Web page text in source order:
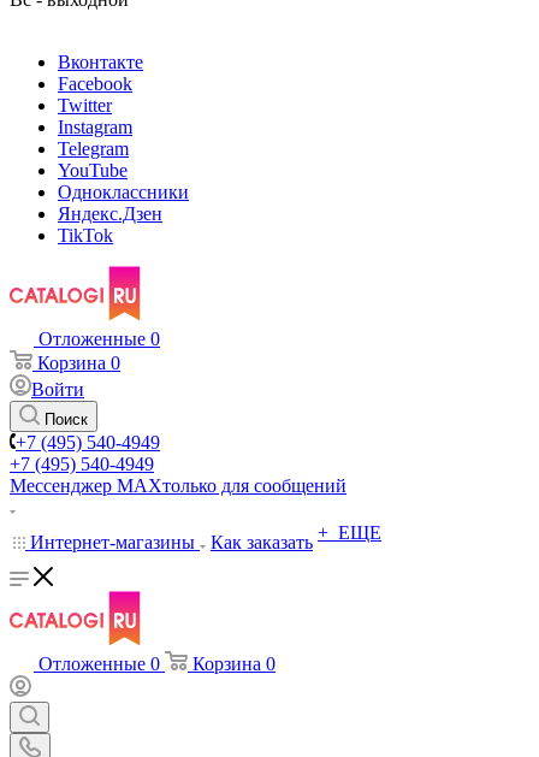
Вконтакте
Facebook
Twitter
Instagram
Telegram
YouTube
Одноклассники
Яндекс.Дзен
TikTok
Отложенные 0
Корзина 0
Войти
Поиск
+7 (495) 540-4949
+7 (495) 540-4949
Мессенджер МАХтолько для сообщений
Интернет-магазины Как заказать + ЕЩЕ
Отложенные 0 Корзина 0